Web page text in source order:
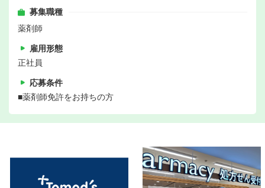
募集職種
薬剤師
雇用形態
正社員
応募条件
■薬剤師免許をお持ちの方